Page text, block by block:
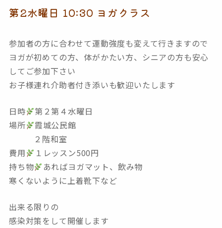
第2水曜日 10:30 ヨガクラス
参加者の方に合わせて運動強度も変えて行きますので
ヨガが初めての方、 体がかたい方、シニアの方も安心
してご参加下さい
お子様連れ介助者付き添いも歓迎いたします
日時
第２第４水曜日
場所
霞城公民館
２階和室
費用
１レッスン500円
持ち物
あればヨガマット、飲み物
寒くないように上着靴下など
出来る限りの
感染対策をして開催します